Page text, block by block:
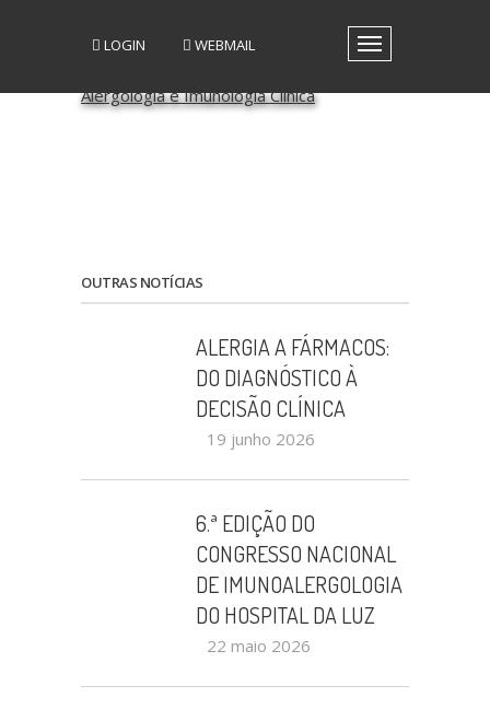
Toggle
GRUPOS DE INTERESSE
CONTACTOS
LOGIN WEBMAIL
OUTRAS NOTÍCIAS
ALERGIA A FÁRMACOS:
DO DIAGNÓSTICO À
DECISÃO CLÍNICA
19 junho 2026
6.ª EDIÇÃO DO
CONGRESSO NACIONAL
DE IMUNOALERGOLOGIA
DO HOSPITAL DA LUZ
22 maio 2026